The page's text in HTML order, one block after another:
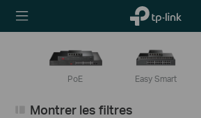
TP-Link,
Reliably
PoE Easy Smart
Montrer les filtres